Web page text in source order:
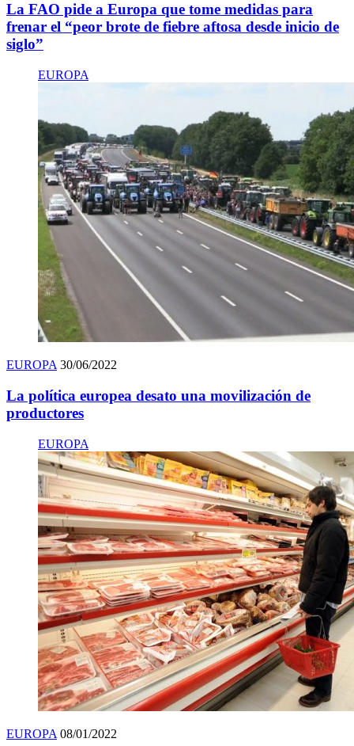
La FAO pide a Europa que tome medidas para
frenar el “peor brote de fiebre aftosa desde inicio de
siglo”
EUROPA
EUROPA 30/06/2022
La política europea desato una movilización de
productores
EUROPA
EUROPA 08/01/2022